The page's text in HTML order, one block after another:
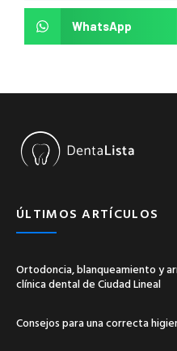
WhatsApp
ÚLTIMOS ARTÍCULOS
Ortodoncia, blanqueamiento y
clínica dental de Ciudad Lineal
Consejos para una correcta